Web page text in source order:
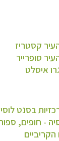
קסטריז
סופרייר
איסלט
בסנט
- חופים,